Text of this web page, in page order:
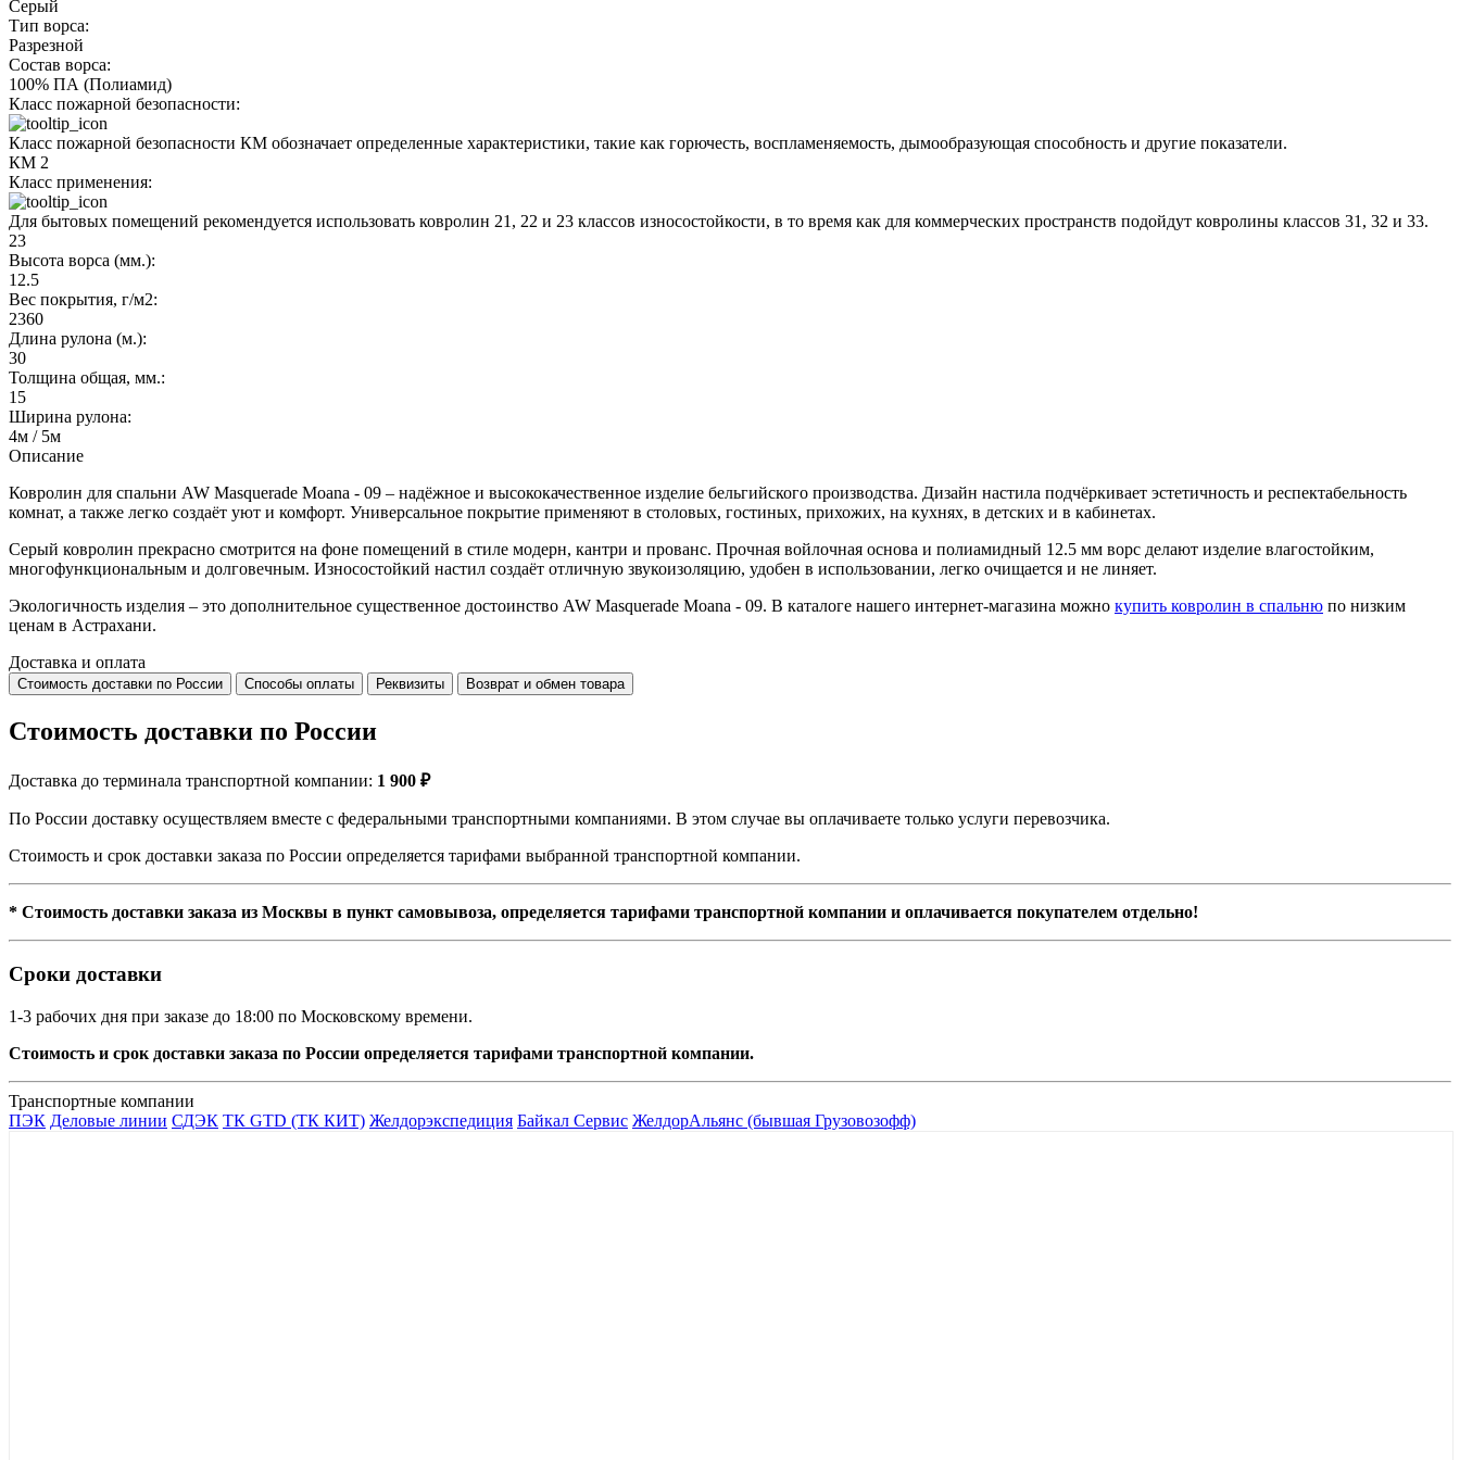
Серый
Тип ворса:
Разрезной
Состав ворса:
100% ПА (Полиамид)
Класс пожарной безопасности:
Класс пожарной безопасности КМ обозначает определенные характеристики, такие как горючесть, воспламеняемость, дымообразующая способность и другие показатели.
КМ 2
Класс применения:
Для бытовых помещений рекомендуется использовать ковролин 21, 22 и 23 классов износостойкости, в то время как для коммерческих пространств подойдут ковролины классов 31, 32 и 33.
23
Высота ворса (мм.):
12.5
Вес покрытия, г/м2:
2360
Длина рулона (м.):
30
Толщина общая, мм.:
15
Ширина рулона:
4м / 5м
Описание
Ковролин для спальни AW Masquerade Moana - 09 – надёжное и высококачественное изделие бельгийского производства. Дизайн настила подчёркивает эстетичность и респектабельность
комнат, а также легко создаёт уют и комфорт. Универсальное покрытие применяют в столовых, гостиных, прихожих, на кухнях, в детских и в кабинетах.
Серый ковролин прекрасно смотрится на фоне помещений в стиле модерн, кантри и прованс. Прочная войлочная основа и полиамидный 12.5 мм ворс делают изделие влагостойким,
многофункциональным и долговечным. Износостойкий настил создаёт отличную звукоизоляцию, удобен в использовании, легко очищается и не линяет.
Экологичность изделия – это дополнительное существенное достоинство AW Masquerade Moana - 09. В каталоге нашего интернет-магазина можно купить ковролин в спальню по низким
ценам в Астрахани.
Доставка и оплата
Стоимость доставки по России Способы оплаты Реквизиты Возврат и обмен товара
Стоимость доставки по России
Доставка до терминала транспортной компании: 1 900 ₽
По России доставку осуществляем вместе с федеральными транспортными компаниями. В этом случае вы оплачиваете только услуги перевозчика.
Стоимость и срок доставки заказа по России определяется тарифами выбранной транспортной компании.
* Стоимость доставки заказа из Москвы в пункт самовывоза, определяется тарифами транспортной компании и оплачивается покупателем отдельно!
Сроки доставки
1-3 рабочих дня при заказе до 18:00 по Московскому времени.
Стоимость и срок доставки заказа по России определяется тарифами транспортной компании.
Транспортные компании
ПЭК Деловые линии СДЭК ТК GTD (ТК КИТ) Желдорэкспедиция Байкал Сервис ЖелдорАльянс (бывшая Грузовозофф)